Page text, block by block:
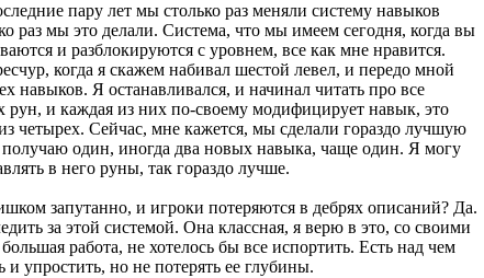
пару лет мы столько раз меняли систему навыков
раз мы это делали. Система, что мы имеем сегодня, когда вы
и разблокируются с уровнем, все как мне нравится.
когда я скажем набивал шестой левел, и передо мной
навыков. Я останавливался, и начинал читать про все
и каждая из них по-своему модифицирует навык, это
четырех. Сейчас, мне кажется, мы сделали гораздо лучшую
один, иногда два новых навыка, чаще один. Я могу
в него руны, так гораздо лучше.
запутанно, и игроки потеряются в дебрях описаний? Да.
за этой системой. Она классная, я верю в это, со своими
работа, не хотелось бы все испортить. Есть над чем
и упростить, но не потерять ее глубины.